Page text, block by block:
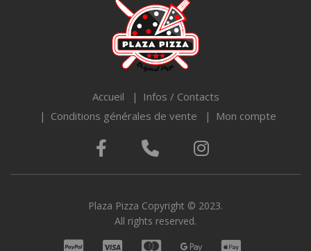
Accueil
Infos / Contacts
Conditions générales de vente
Mon compte
Plaza Pizza Copyright © 2023.
All rights reserved.